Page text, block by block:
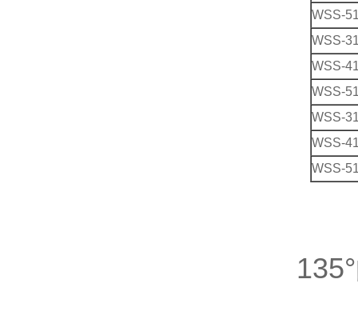
WSS-
WSS-
WSS-
WSS-
WSS-
WSS-
WSS-